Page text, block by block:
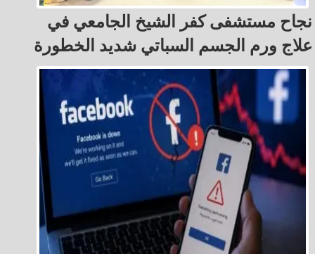
نجاح مستشفى كفر الشيخ الجامعي في
علاج ورم الجسم السباتي شديد الخطورة